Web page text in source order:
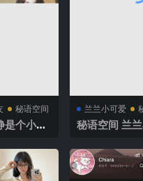
秘语空间
是个小朋
整版
兰兰小可爱
秘语空间 兰
年最新完整版